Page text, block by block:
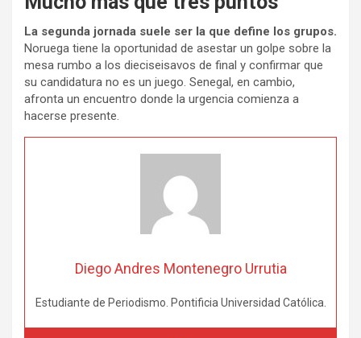
La segunda jornada suele ser la que define los grupos.
Noruega tiene la oportunidad de asestar un golpe sobre la
mesa rumbo a los dieciseisavos de final y confirmar que
su candidatura no es un juego. Senegal, en cambio,
afronta un encuentro donde la urgencia comienza a
hacerse presente.
Diego Andres Montenegro Urrutia
Estudiante de Periodismo. Pontificia Universidad Católica.